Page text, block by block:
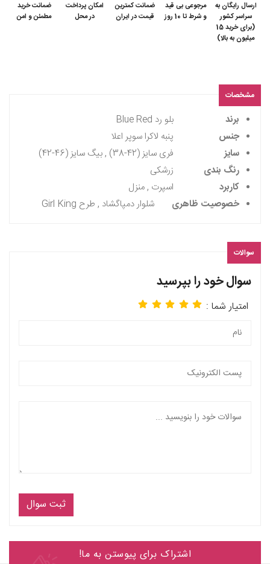
ارسال رایگان به
سراسر کشور
(برای خرید 15
میلیون به بالا)
مرجوعی بی قید
و شرط تا 10 روز
ضمانت کمترین
قیمت در ایران
امکان پرداخت
در محل
ضمانت خرید
مطمئن و امن
مشخصات
برند
بلو رد Blue Red
جنس
پنبه لاکرا سوپر اعلا
سایز
فری سایز (42-38) , بیگ سایز (46-42)
رنگ بندی
زرشکی
کاربرد
اسپرت , منزل
خصوصیت ظاهری
شلوار دمپاگشاد , طرح Girl King
سوالات
سوال خود را بپرسید
امتیار شما :
ثبت سوال
اشتراک برای پیوستن به ما!